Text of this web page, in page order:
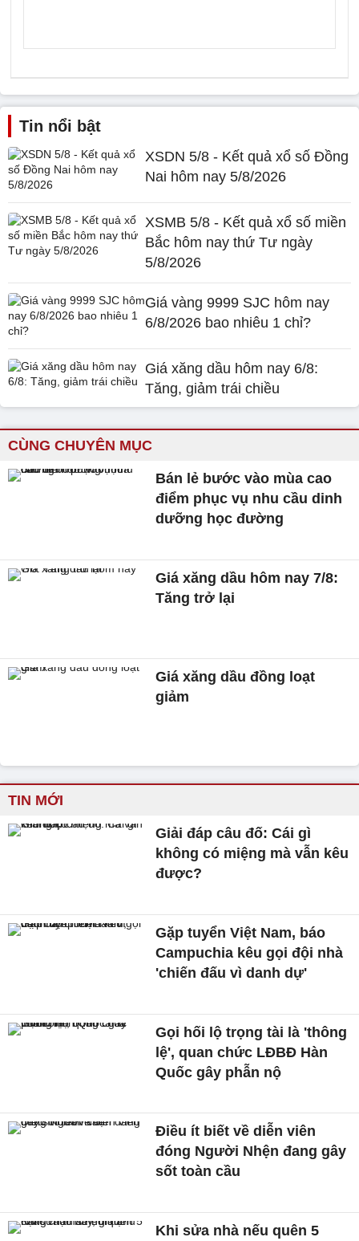
Tin nổi bật
XSDN 5/8 - Kết quả xổ số Đồng
Nai hôm nay 5/8/2026
XSMB 5/8 - Kết quả xổ số miền
Bắc hôm nay thứ Tư ngày
5/8/2026
Giá vàng 9999 SJC hôm nay
6/8/2026 bao nhiêu 1 chỉ?
Giá xăng dầu hôm nay 6/8:
Tăng, giảm trái chiều
CÙNG CHUYÊN MỤC
Bán lẻ bước vào mùa cao
điểm phục vụ nhu cầu dinh
dưỡng học đường
Giá xăng dầu hôm nay 7/8:
Tăng trở lại
Giá xăng dầu đồng loạt
giảm
TIN MỚI
Giải đáp câu đố: Cái gì
không có miệng mà vẫn kêu
được?
Gặp tuyển Việt Nam, báo
Campuchia kêu gọi đội nhà
'chiến đấu vì danh dự'
Gọi hối lộ trọng tài là 'thông
lệ', quan chức LĐBĐ Hàn
Quốc gây phẫn nộ
Điều ít biết về diễn viên
đóng Người Nhện đang gây
sốt toàn cầu
Khi sửa nhà nếu quên 5